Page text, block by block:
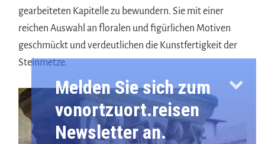
gearbeiteten Kapitelle zu bewundern. Sie mit einer
reichen Auswahl an floralen und figürlichen Motiven
geschmückt und verdeutlichen die Kunstfertigkeit der
Steinmetze.
Melden Sie sich zum
vonortzuort.reisen
Newsletter an.